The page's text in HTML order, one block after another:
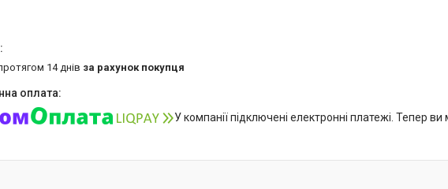
14 днів за рахунок покупця
У компанії підключені електронні платежі. Тепер